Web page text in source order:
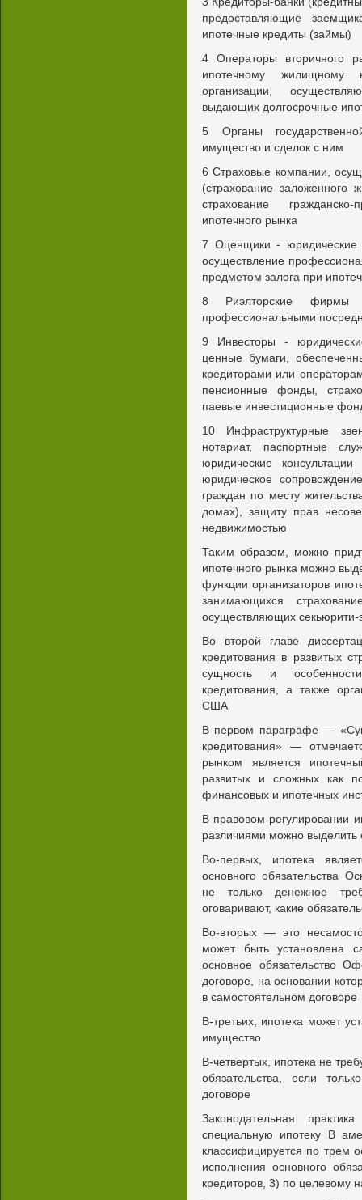
предоставляющие
ипотечные кредиты (займы)
4 Операторы вторичного
ипотечному жилищному
организации,
выдающих долгосрочные
5 Органы
имущество и сделок с ним
6 Страховые компании,
(страхование заложенного
страхование гражданско-
ипотечного рынка
7 Оценщики -
осуществление
предметом залога при
8 Риэлторские фирмы
профессиональными
9 Инвесторы -
ценные бумаги,
кредиторами или
пенсионные фонды,
паевые инвестиционные
10 Инфраструктурные
нотариат, паспортные
юридические
юридическое
граждан по месту
домах), защиту прав
недвижимостью
Таким образом, можно
ипотечного рынка можно
функции организаторов
занимающихся
осуществляющих секьюрити-
Во второй главе
кредитования в развитых
сущность и
кредитования, а также
США
В первом параграфе —
кредитования» —
рынком является
развитых и сложных как
финансовых и ипотечных
В правовом регулировании
различиями можно
Во-первых, ипотека
основного обязательства
не только денежное
оговаривают, какие
Во-вторых — это
может быть установлена
основное обязательство
договоре, на основании
в самостоятельном договоре
В-третьих, ипотека может
имущество
В-четвертых, ипотека не
обязательства, если
договоре
Законодательная
специальную ипотеку В
классифицируется по трем
исполнения основного
кредиторов, 3) по целевому